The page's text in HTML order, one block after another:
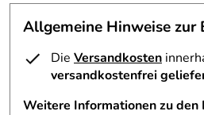
Allgemeine Hinweise zur
Die Versandkosten
versandkostenfrei
Weitere Informationen zu den